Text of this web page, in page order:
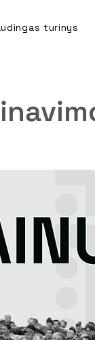
turinys